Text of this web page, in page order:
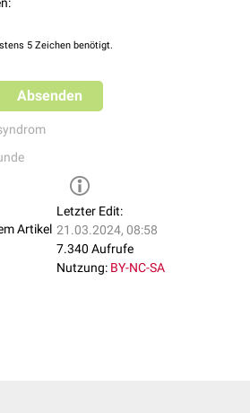
5 Zeichen benötigt.
Absenden
Artikel
Letzter Edit:
21.03.2024, 08:58
7.340 Aufrufe
Nutzung: BY-NC-SA